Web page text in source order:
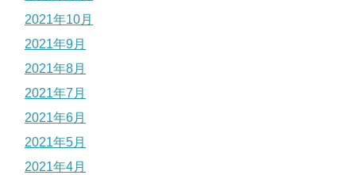
2021年10月
2021年9月
2021年8月
2021年7月
2021年6月
2021年5月
2021年4月